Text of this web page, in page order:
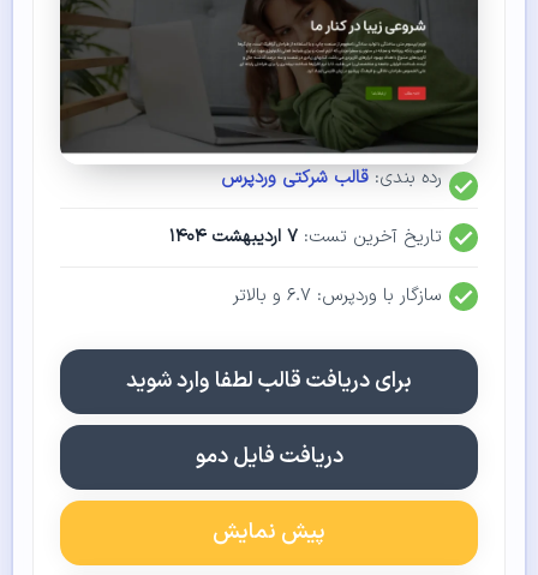
رده بندی:قالب شرکتی وردپرس
تاریخ آخرین تست: ۷ اردیبهشت ۱۴۰۴
سازگار با وردپرس: ۶.۷ و بالاتر
برای دریافت قالب لطفا وارد شوید
دریافت فایل دمو
پیش نمایش